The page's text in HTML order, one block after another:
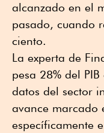
alcanzado en el
pasado, cuando
ciento.
La experta de
pesa 28% del
datos del sector
avance marcado
específicamente